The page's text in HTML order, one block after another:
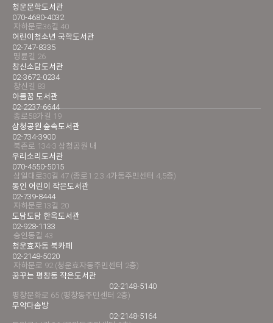
청운문학도서관
070-4680-4032
자하문로36길 40
어린이청소년 국학도서관
02-747-8335
명륜길 26
창신소담도서관
02-3672-0234
창신길 83
아름꿈 도서관
02-2237-6644
종로58가길 19
삼청공원 숲속도서관
02-734-3900
북촌로 134-3 삼청공원 내
우리소리도서관
070-4550-5015
삼일대로30길 47 (종로1.2.3.4가동주민센터 4,5층)
통인 어린이 작은도서관
02-739-8444
자하문로13길 20
도담도담 한옥도서관
02-928-1133
숭인동길 43
청운효자동 북카페
02-2148-5020
자하문로 92 (청운효자동주민센터 2층)
꿈꾸는 평창동 작은도서관
02-2148-5140
평창문화로 65 (평창동주민센터 2층)
무악다솜방
02-2148-5164